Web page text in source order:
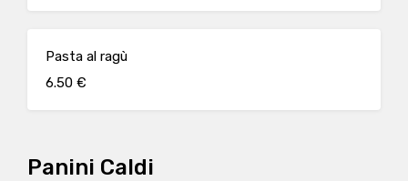
Pasta al ragù
6.50 €
Panini Caldi